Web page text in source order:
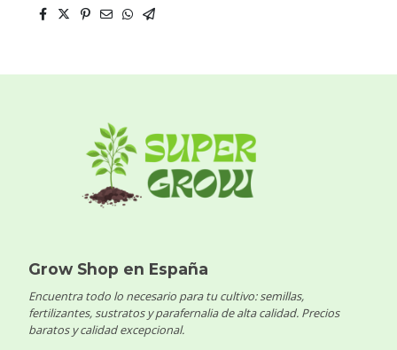
Grow Shop en España
Encuentra todo lo necesario para tu cultivo: semillas,
fertilizantes, sustratos y parafernalia de alta calidad. Precios
baratos y calidad excepcional.